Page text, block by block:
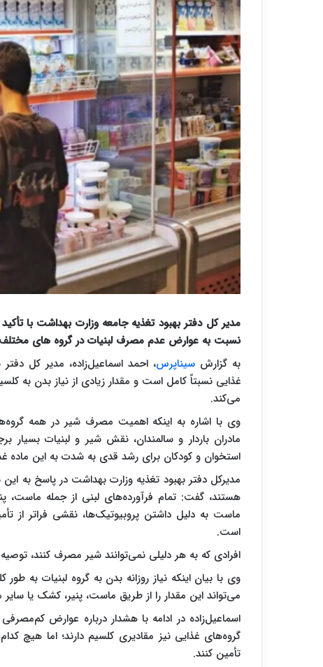
مدیر کل دفتر بهبود تغذیه جامعه وزارت بهداشت با
نسبت به عوارض عدم مصرف لبنیات در گروه های
به گزارشسیناپرس، احمد اسماعیل‌زاده، مدیر کل
می‌کند.
وی با اشاره به اینکه اهمیت مصرف شیر در همه
مادران باردار و سالمندان، نقش شیر و لبنیات بسیار
استخوان و کودکان برای رشد قدی به شدت به این ماده
مدیرکل دفتر بهبود تغذیه وزارت بهداشت در پاسخ به
هستند، گفت: تمام فرآورده‌های لبنی از جمله ماست،
ماست به دلیل داشتن پروبیوتیک‌ها، نقشی فراتر از
است.
افرادی که به هر دلیلی نمی‌توانند شیر مصرف کنند،
وی با بیان اینکه نیاز روزانه بدن به گروه لبنیات به
می‌تواند این مقدار را از طریق ماست، پنیر، کشک یا
اسماعیل‌زاده در ادامه با هشدار درباره عوارض
تأمین کنند.